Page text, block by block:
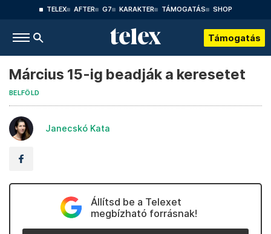
TELEX AFTER G7 KARAKTER TÁMOGATÁS SHOP
Támogatás
Március 15-ig beadják a keresetet
BELFÖLD
Janecskó Kata
Állítsd be a Telexet
megbízható forrásnak!